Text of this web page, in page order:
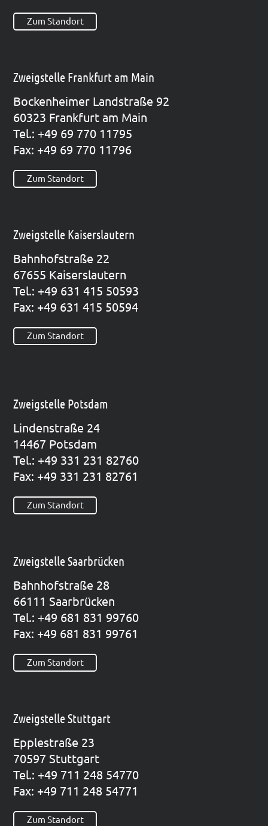
Zum Standort
Zweigstelle Frankfurt am Main
Bocken­hei­mer Land­stra­ße 92
60323 Frank­furt am Main
Tel.: +49 69 770 11795
Fax: +49 69 770 11796
Zum Standort
Zweigstelle Kaiserslautern
Bahn­hof­stra­ße 22
67655 Kai­sers­lau­tern
Tel.: +49 631 415 50593
Fax: +49 631 415 50594
Zum Standort
Zweigstelle Potsdam
Lin­den­stra­ße 24
14467 Pots­dam
Tel.: +49 331 231 82760
Fax: +49 331 231 82761
Zum Standort
Zweigstelle Saarbrücken
Bahn­hof­stra­ße 28
66111 Saar­brü­cken
Tel.: +49 681 831 99760
Fax: +49 681 831 99761
Zum Standort
Zweigstelle Stuttgart
Epp­le­straße 23
70597 Stutt­gart
Tel.: +49 711 248 54770
Fax: +49 711 248 54771
Zum Standort